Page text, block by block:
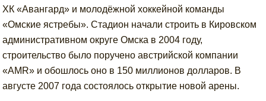
ХК «Авангард» и молодёжной хоккейной команды
«Омские ястребы». Стадион начали строить в Кировском
административном округе Омска в 2004 году,
строительство было поручено австрийской компании
«AMR» и обошлось оно в 150 миллионов долларов. В
августе 2007 года состоялось открытие новой арены.